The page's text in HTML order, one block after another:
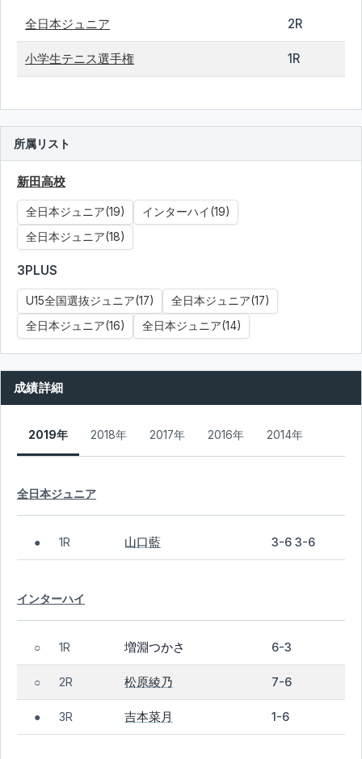
全日本ジュニア 2R
小学生テニス選手権 1R
所属リスト
新田高校
全日本ジュニア(19)
インターハイ(19)
全日本ジュニア(18)
3PLUS
U15全国選抜ジュニア(17)
全日本ジュニア(17)
全日本ジュニア(16)
全日本ジュニア(14)
成績詳細
2019年 2018年 2017年 2016年 2014年
全日本ジュニア
● 1R 山口藍 3-6 3-6
インターハイ
○ 1R 増淵つかさ 6-3
○ 2R 松原綾乃 7-6
● 3R 吉本菜月 1-6